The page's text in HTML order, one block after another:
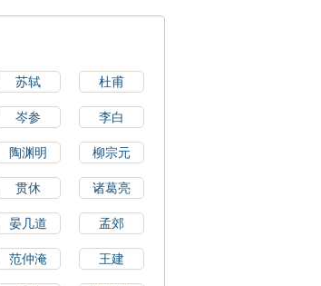
苏轼 杜甫
岑参 李白
陶渊明 柳宗元
贯休 诸葛亮
晏几道 孟郊
范仲淹 王建